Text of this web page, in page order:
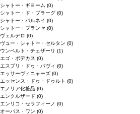
シャトー・ギヨーム (0)
シャトー・ド・ブラーグ (0)
シャトー・パルネイ (0)
シャトー・プランセ (0)
ヴェルデロ (0)
ヴュー・シャトー・セルタン (0)
ウンベルト・チェザーリ (1)
エゴ・ボデカス (0)
エスプリ・ドゥ・パヴィ (0)
エッサーヴィニャーズ (0)
エッセンス・ドゥ・ドゥルト (0)
エノリア化粧品 (0)
エンクルザード (0)
エンリコ・セラフィーノ (0)
オーパス・ワン (0)